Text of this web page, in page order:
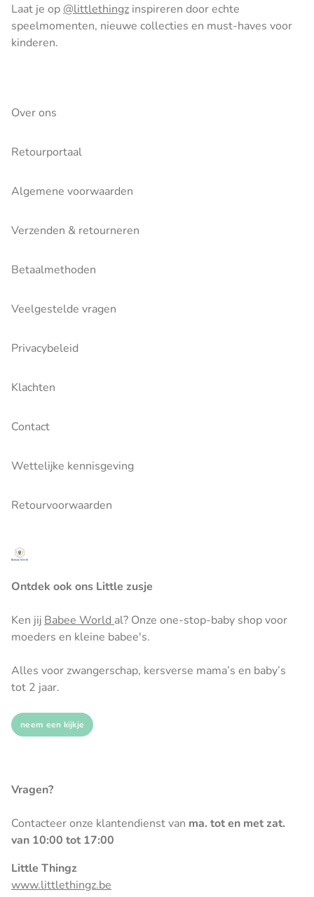
Laat je op @littlethingz inspireren door echte
speelmomenten, nieuwe collecties en must-haves voor
kinderen.
Over ons
Retourportaal
Algemene voorwaarden
Verzenden & retourneren
Betaalmethoden
Veelgestelde vragen
Privacybeleid
Klachten
Contact
Wettelijke kennisgeving
Retourvoorwaarden
Ontdek ook ons Little zusje
Ken jij Babee World al? Onze one-stop-baby shop voor
moeders en kleine babee's.
Alles voor zwangerschap, kersverse mama’s en baby’s
tot 2 jaar.
neem een kijkje
Vragen?
Contacteer onze klantendienst van ma. tot en met zat.
van 10:00 tot 17:00
Little Thingz
www.littlethingz.be